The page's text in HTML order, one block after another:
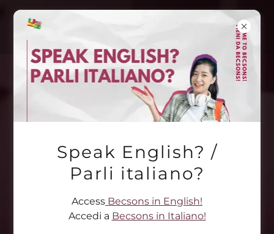
Speak English? /
Parli italiano?
Access Becsons in English!
Accedi a Becsons in Italiano!